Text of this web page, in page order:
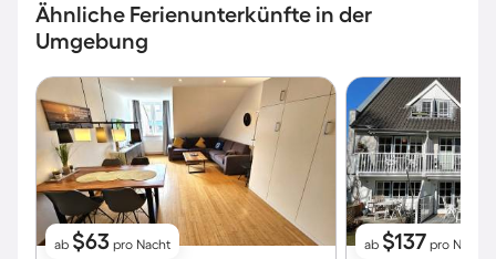
Ähnliche Ferienunterkünfte in der
Umgebung
ab $63 pro Nacht
ab $137 pro Nacht